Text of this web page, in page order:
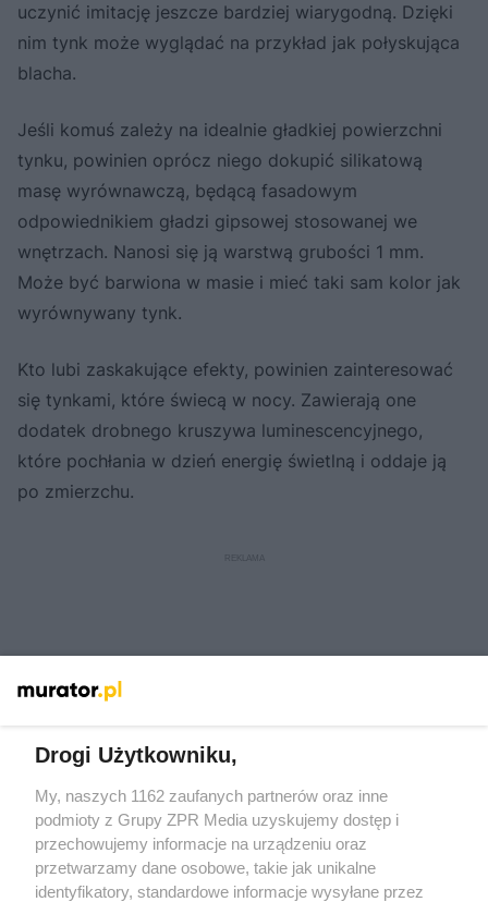
uczynić imitację jeszcze bardziej wiarygodną. Dzięki
nim tynk może wyglądać na przykład jak połyskująca
blacha.
Jeśli komuś zależy na idealnie gładkiej powierzchni
tynku, powinien oprócz niego dokupić silikatową
masę wyrównawczą, będącą fasadowym
odpowiednikiem gładzi gipsowej stosowanej we
wnętrzach. Nanosi się ją warstwą grubości 1 mm.
Może być barwiona w masie i mieć taki sam kolor jak
wyrównywany tynk.
Kto lubi zaskakujące efekty, powinien zainteresować
się tynkami, które świecą w nocy. Zawierają one
dodatek drobnego kruszywa luminescencyjnego,
które pochłania w dzień energię świetlną i oddaje ją
po zmierzchu.
Drogi Użytkowniku,
My, naszych 1162 zaufanych partnerów oraz inne
podmioty z Grupy ZPR Media uzyskujemy dostęp i
przechowujemy informacje na urządzeniu oraz
przetwarzamy dane osobowe, takie jak unikalne
identyfikatory, standardowe informacje wysyłane przez